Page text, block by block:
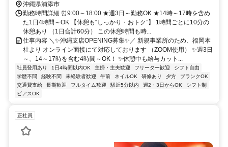
沖縄県浦添市
勤務時間詳細 ⏰9:00～18:00 ★週3日～勤務OK ★14時～17時を含め
た1日4時間～OK 【休憩も“しっかり・おトク”】 1時間ごとに10分の
休憩あり （1日合計60分） この休憩時間も時...
仕事内容 ＼✨沖縄支店OPENING募集✨／ 新規事業所のため、福岡本
社より オンライン面接にて対応しております （ZOOM使用） ✨週3日
～、14～17時を含む4時間～OK！ ✨休憩中も給与カット...
社員登用あり 1日4時間以内OK 主婦・主夫歓迎 フリーター歓迎
シフト自由
学歴不問
経験不問 未経験者歓迎 午前 ネイルOK 研修あり 夕方
ブランクOK
交通費支給
長期歓迎 フルタイム歓迎 駅近5分以内 週2・3日からOK
シフト制
ピアスOK
正社員